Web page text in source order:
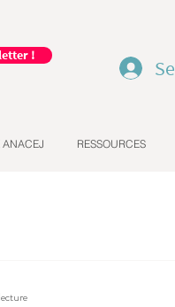
!
ANACEJ RESSOURCES